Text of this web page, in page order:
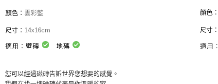
顏色： 雲彩藍
尺寸： 14x16cm
適用：壁磚 地磚
顏色
尺寸
適用
您可以經過磁磚告訴世界您想要的感覺。